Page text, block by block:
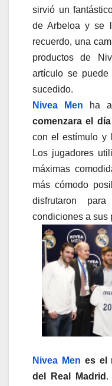
sirvió un
de Arbeloa y se
recuerdo, una
productos de
artículo se
sucedido.
Nivea Men
ha
comenzara el
con el estímulo y
Los jugadores
máximas
más cómodo
disfrutaron
condiciones a sus
Nivea Men es el
del Real Madrid .